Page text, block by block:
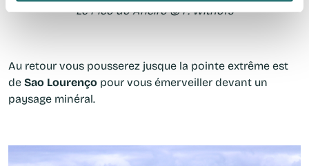
Le Pico do Arieiro © F. Withofs
Au retour vous pousserez jusque la pointe extrême est
deSao Lourenço pour vous émerveiller devant un
paysage minéral.